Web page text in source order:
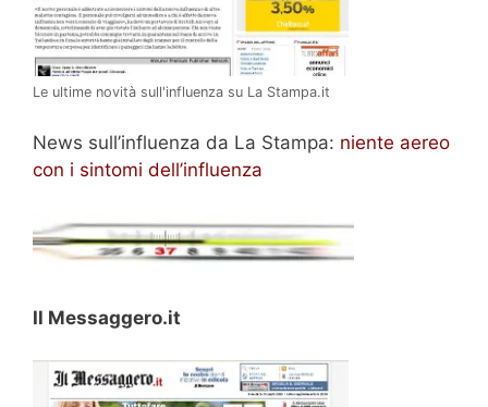
Le ultime novità sull'influenza su La Stampa.it
News sull’influenza da La Stampa: niente aereo
con i sintomi dell’influenza
Il Messaggero.it